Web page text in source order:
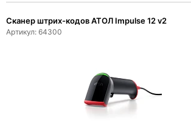
Сканер штрих-кодов АТОЛ Impulse 12 v2
Артикул: 64300